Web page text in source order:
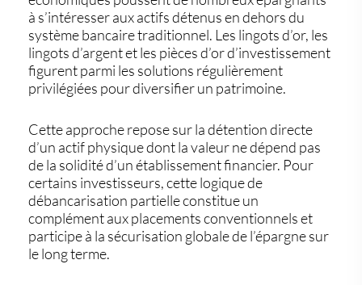
à s’intéresser aux actifs détenus en dehors du
système bancaire traditionnel. Les lingots d’or, les
lingots d’argentet les pièces d’or d’investissement
figurent parmi les solutions régulièrement
privilégiées pour diversifier un patrimoine.
Cette approche repose sur la détention directe
d’un actif physique dont la valeur ne dépend pas
de la solidité d’un établissement financier. Pour
certains investisseurs, cette logique de
débancarisation partielle constitue un
complément aux placements conventionnels et
participe à la sécurisation globale de l’épargne sur
le long terme.